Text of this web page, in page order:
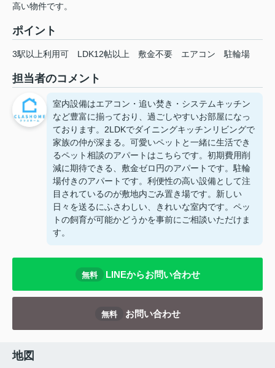
高い物件です。
ポイント
3駅以上利用可 LDK12帖以上 敷金不要 エアコン 駐輪場
担当者のコメント
室内設備はエアコン・追い焚き・システムキッチン
など豊富に揃っており、過ごしやすいお部屋になっ
ております。2LDKでダイニングキッチンリビングで
家族の仲が深まる。可愛いペットと一緒に生活でき
るペット相談のアパートはこちらです。初期費用削
減に期待できる、敷金ゼロ円のアパートです。駐輪
場付きのアパートです。利便性の高い設備として注
目されているのが敷地内ごみ置き場です。新しい
日々を送るにふさわしい、きれいな室内です。ペッ
トの飼育が可能かどうかを事前にご相談いただけま
す。
無料 LINEからお問い合わせ
無料 お問い合わせ
地図